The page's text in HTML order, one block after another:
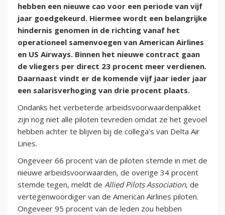
hebben een nieuwe cao voor een periode van vijf
jaar goedgekeurd. Hiermee wordt een belangrijke
hindernis genomen in de richting vanaf het
operationeel samenvoegen van American Airlines
en US Airways. Binnen het nieuwe contract gaan
de vliegers per direct 23 procent meer verdienen.
Daarnaast vindt er de komende vijf jaar ieder jaar
een salarisverhoging van drie procent plaats.
Ondanks het verbeterde arbeidsvoorwaardenpakket
zijn nog niet alle piloten tevreden omdat ze het gevoel
hebben achter te blijven bij de collega’s van Delta Air
Lines.
Ongeveer 66 procent van de piloten stemde in met de
nieuwe arbeidsvoorwaarden, de overige 34 procent
stemde tegen, meldt de Allied Pilots Association, de
vertegenwoordiger van de American Airlines piloten.
Ongeveer 95 procent van de leden zou hebben